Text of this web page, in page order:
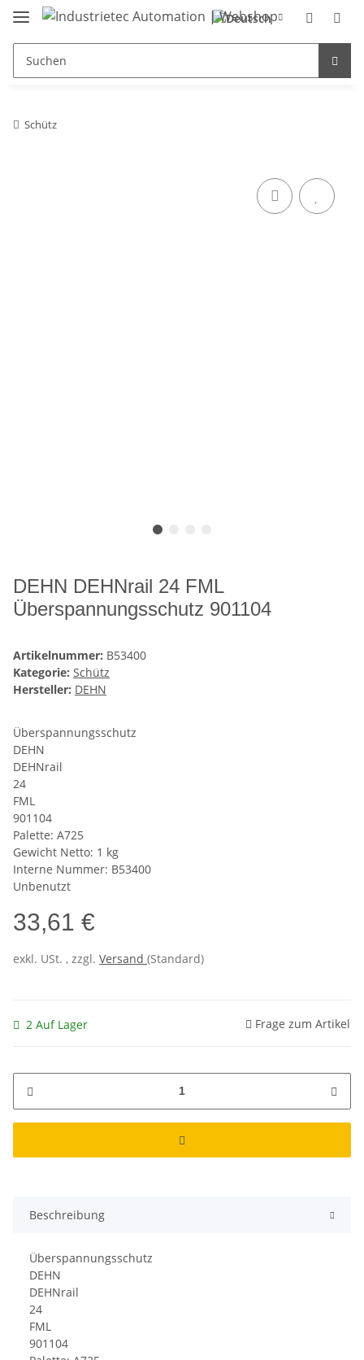
Schütz
DEHN DEHNrail 24 FML
Überspannungsschutz 901104
Artikelnummer: B53400
Kategorie: Schütz
Hersteller: DEHN
Überspannungsschutz
DEHN
DEHNrail
24
FML
901104
Palette: A725
Gewicht Netto: 1 kg
Interne Nummer: B53400
Unbenutzt
33,61 €
exkl. USt. , zzgl. Versand (Standard)
2 Auf Lager Frage zum Artikel
Beschreibung
Überspannungsschutz
DEHN
DEHNrail
24
FML
901104